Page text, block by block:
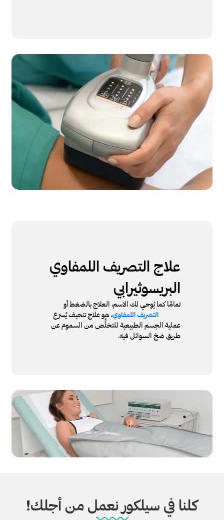
علاج التصريف اللمفاوي
البريسوثيرابي
تمامًا كما يُوحي لك الاسم، العلاج بالضغط أو
التصريف اللمفاوي، هو علاج تنحيف يُسرّع
عملية الجسم الطبيعية للتخلُّص من السموم عن
طريق ضخ السوائل فيه.
كلنا في سيلكور نعمل من أجلك!